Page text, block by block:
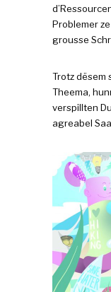
Problemer
grousse
Trotz dësem
Theema,
verspillten
agreabel